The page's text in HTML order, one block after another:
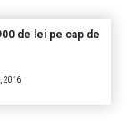
de lei pe cap de
2016